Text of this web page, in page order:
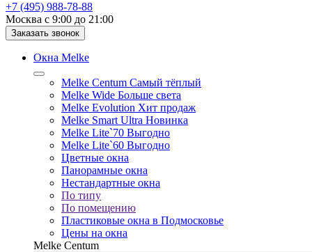
+7 (495) 988-78-88
Москва с 9:00 до 21:00
Заказать звонок
Окна Melke
Melke Centum Самый тёплый
Melke Wide Больше света
Melke Evolution Хит продаж
Melke Smart Ultra Новинка
Melke Lite`70 Выгодно
Melke Lite`60 Выгодно
Цветные окна
Панорамные окна
Нестандартные окна
По типу
По помещению
Пластиковые окна в Подмосковье
Цены на окна
Melke Centum